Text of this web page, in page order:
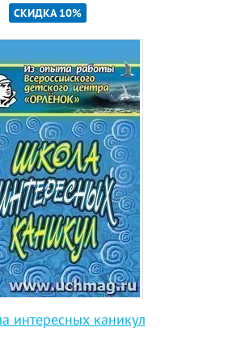
СКИДКА 10%
интересных каникул